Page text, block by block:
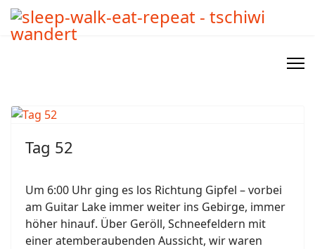
Tag 52
Um 6:00 Uhr ging es los Richtung Gipfel – vorbei
am Guitar Lake immer weiter ins Gebirge, immer
höher hinauf. Über Geröll, Schneefeldern mit
einer atemberaubenden Aussicht, wir waren